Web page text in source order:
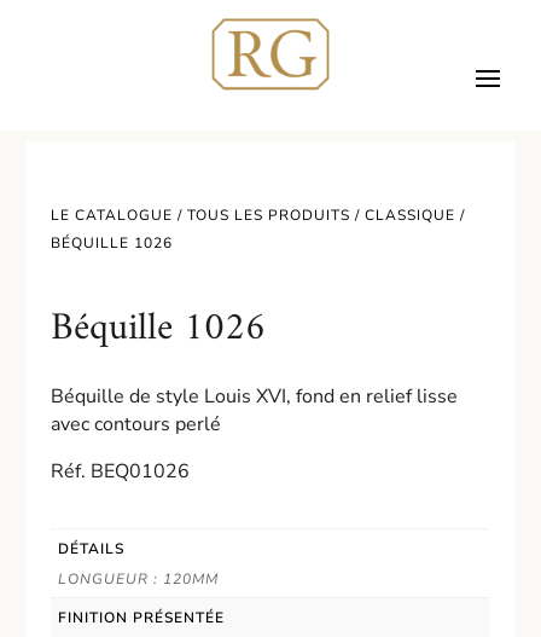
LE CATALOGUE /TOUS LES PRODUITS /CLASSIQUE /
BÉQUILLE 1026
Béquille 1026
Béquille de style Louis XVI, fond en relief lisse
avec contours perlé
Réf. BEQ01026
DÉTAILS
LONGUEUR : 120MM
FINITION PRÉSENTÉE